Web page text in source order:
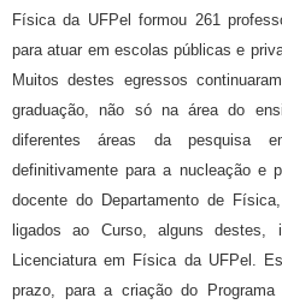
Física da UFPel formou 261
para atuar em escolas públicas e
Muitos destes egressos
graduação, não só na área do
diferentes áreas da pesquisa
definitivamente para a nucleação e
docente do Departamento de
ligados ao Curso, alguns destes,
Licenciatura em Física da UFPel.
prazo, para a criação do